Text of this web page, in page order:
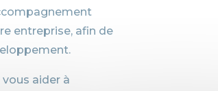
entreprise, afin de
aider à